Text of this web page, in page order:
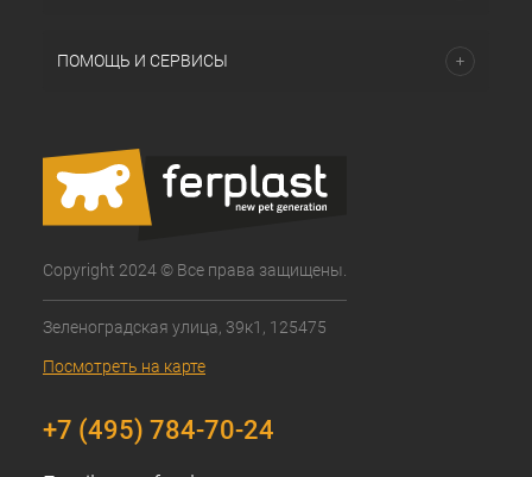
ПОМОЩЬ И СЕРВИСЫ
Copyright 2024 © Все права защищены.
Зеленоградская улица, 39к1, 125475
Посмотреть на карте
+7 (495) 784-70-24